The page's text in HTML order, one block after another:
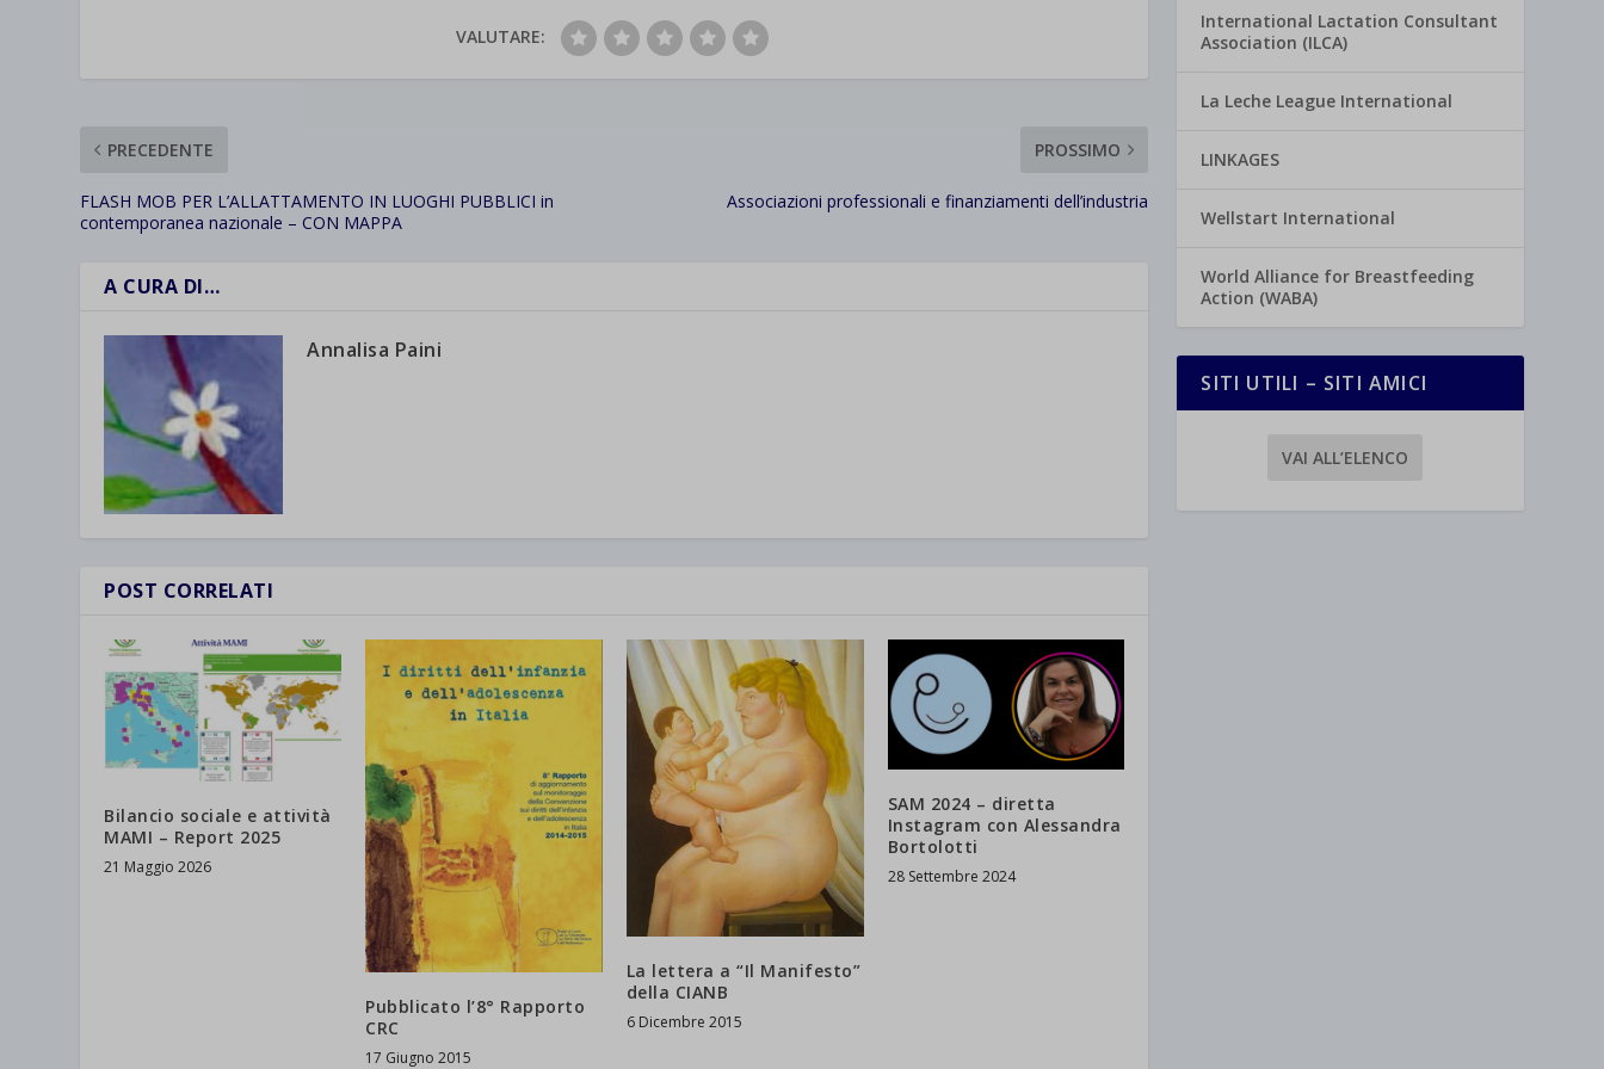
VALUTARE:
PRECEDENTE
FLASH MOB PER L’ALLATTAMENTO IN LUOGHI PUBBLICI in
contemporanea nazionale – CON MAPPA
PROSSIMO
Associazioni professionali e finanziamenti dell’industria
A CURA DI…
Annalisa Paini
POST CORRELATI
Bilancio sociale e attività
MAMI – Report 2025
21 Maggio 2026
Pubblicato l’8° Rapporto
CRC
17 Giugno 2015
La lettera a “Il Manifesto”
della CIANB
6 Dicembre 2015
SAM 2024 – diretta
Instagram con Alessandra
Bortolotti
28 Settembre 2024
International Lactation Consultant
Association (ILCA)
La Leche League International
LINKAGES
Wellstart International
World Alliance for Breastfeeding
Action (WABA)
SITI UTILI – SITI AMICI
VAI ALL’ELENCO
et-saved-post*